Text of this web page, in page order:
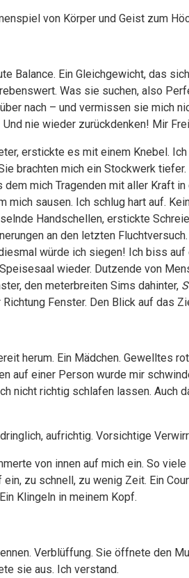
von Körper und Geist zum
Balance. Ein Gleichgewicht, das
Was sie suchen, also
nach – und vermissen sie mich
nie wieder zurückdenken! Mir
erstickte es mit einem Knebel.
brachten mich ein Stockwerk
mich Tragenden mit aller Kraft
mich sausen. Ich schlug hart auf.
Handschellen, erstickte
an den letzten
würde ich siegen! Ich biss
wieder. Dutzende von
den meterbreiten Sims dahinter,
Fenster. Den Blick auf das
herum. Ein Mädchen. Gewelltes
auf einer Person wurde mir
nicht richtig schlafen lassen. Auch
aufrichtig. Vorsichtige
von innen auf mich ein. So
zu schnell, zu wenig Zeit. Ein
Klingeln in meinem Kopf.
Verblüffung. Sie öffnete den
sie aus. Ich verstand.